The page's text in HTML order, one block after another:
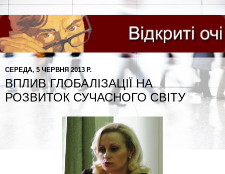
СЕРЕДА, 5 ЧЕРВНЯ 2013 Р.
ВПЛИВ ГЛОБАЛІЗАЦІЇ НА
РОЗВИТОК СУЧАСНОГО СВІТУ